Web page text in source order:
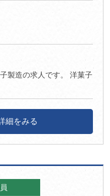
製造の求人です。 洋菓子
細をみる